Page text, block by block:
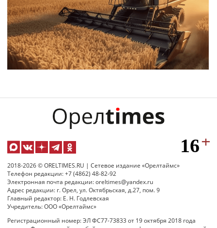
2018-2026 © ORELTIMES.RU | Сетевое издание «Орелтаймс»
Телефон редакции: +7 (4862) 48-82-92
Электронная почта редакции: oreltimes@yandex.ru
Адрес редакции: г. Орел, ул. Октябрьская, д.27, пом. 9
Главный редактор: Е. Н. Годлевская
Учредитель: ООО «Орелтаймс»
Регистрационный номер: ЭЛ ФС77-73833 от 19 октября 2018 года